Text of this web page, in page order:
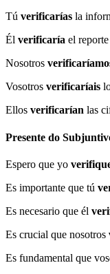
Tú verificarías la
Él verificaría el
Nosotros
Vosotros verificaríais
Ellos verificarían las
Presente do
Espero que yo
Es importante que tú
Es necesario que él
Es crucial que nosotros
Es fundamental que